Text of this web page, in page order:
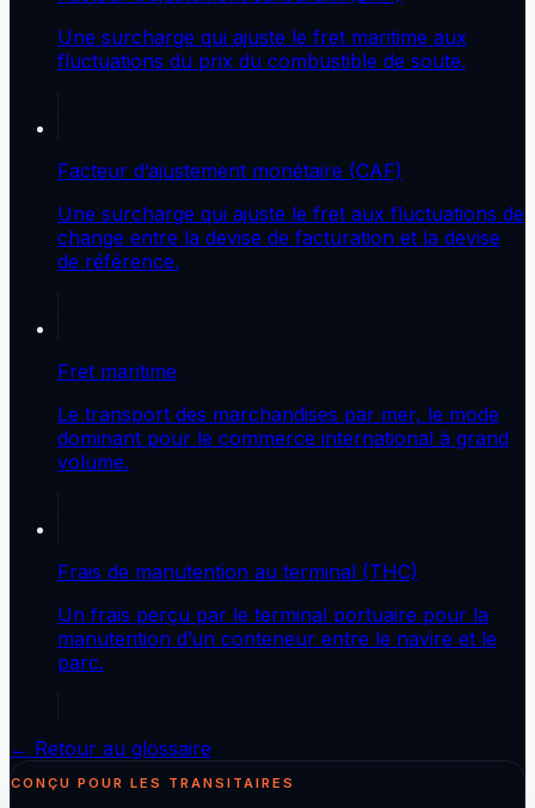
Une surcharge qui ajuste le fret maritime aux
fluctuations du prix du combustible de soute.
Facteur d’ajustement monétaire (CAF)
Une surcharge qui ajuste le fret aux fluctuations de
change entre la devise de facturation et la devise
de référence.
Fret maritime
Le transport des marchandises par mer, le mode
dominant pour le commerce international à grand
volume.
Frais de manutention au terminal (THC)
Un frais perçu par le terminal portuaire pour la
manutention d’un conteneur entre le navire et le
parc.
← Retour au glossaire
CONÇU POUR LES TRANSITAIRES